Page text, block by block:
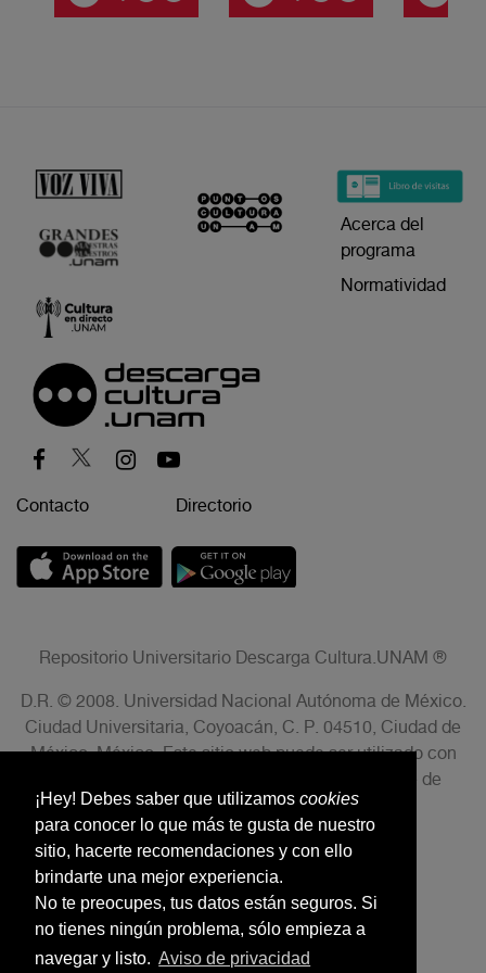
¡Hey! Debes saber que utilizamos cookies
para conocer lo que más te gusta de nuestro
sitio, hacerte recomendaciones y con ello
brindarte una mejor experiencia.
No te preocupes, tus datos están seguros. Si
no tienes ningún problema, sólo empieza a
navegar y listo. Aviso de privacidad
Acerca del
programa
Normatividad
Contacto Directorio
Repositorio Universitario Descarga Cultura.UNAM ®
D.R. © 2008. Universidad Nacional Autónoma de México.
Ciudad Universitaria, Coyoacán, C. P. 04510, Ciudad de
México, México. Este sitio web puede ser utilizado con
fines no lucrativos siempre que se cite la fuente de
conformidad con el AVISO LEGAL.